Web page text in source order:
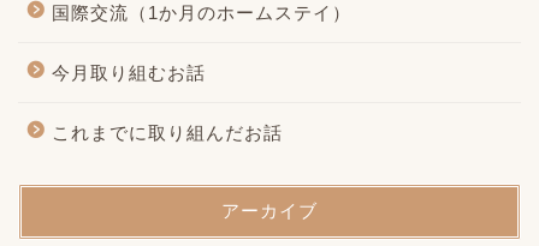
国際交流（1か月のホームステイ）
今月取り組むお話
これまでに取り組んだお話
アーカイブ